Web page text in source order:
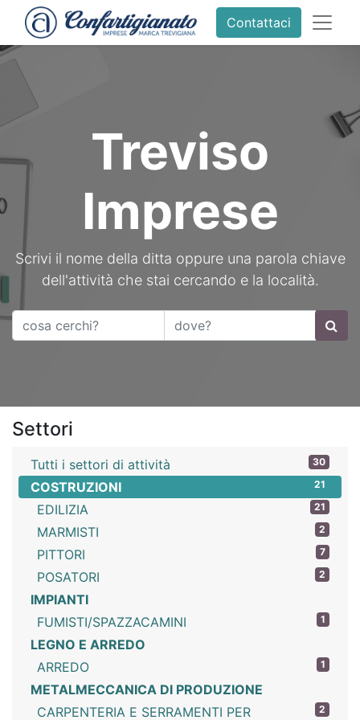
Contattaci
Treviso
Imprese
Scrivi il nome della ditta oppure una parola chiave
dell'attività che stai cercando e la località.
Settori
30
Tutti i settori di attività
21
COSTRUZIONI
21
EDILIZIA
2
MARMISTI
7
PITTORI
2
POSATORI
IMPIANTI
1
FUMISTI/SPAZZACAMINI
LEGNO E ARREDO
1
ARREDO
METALMECCANICA DI PRODUZIONE
2
CARPENTERIA E SERRAMENTI PER